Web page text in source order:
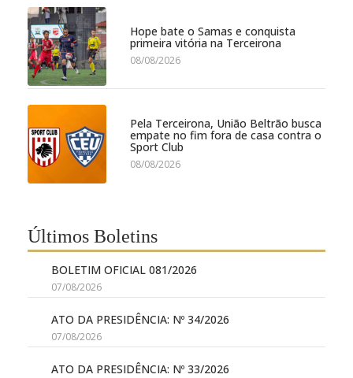
Hope bate o Samas e conquista
primeira vitória na Terceirona
08/08/2026
Pela Terceirona, União Beltrão busca
empate no fim fora de casa contra o
Sport Club
08/08/2026
Últimos Boletins
BOLETIM OFICIAL 081/2026
07/08/2026
ATO DA PRESIDÊNCIA: Nº 34/2026
07/08/2026
ATO DA PRESIDÊNCIA: Nº 33/2026